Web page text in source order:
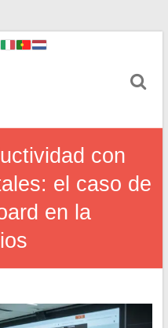
con
el caso de
en la